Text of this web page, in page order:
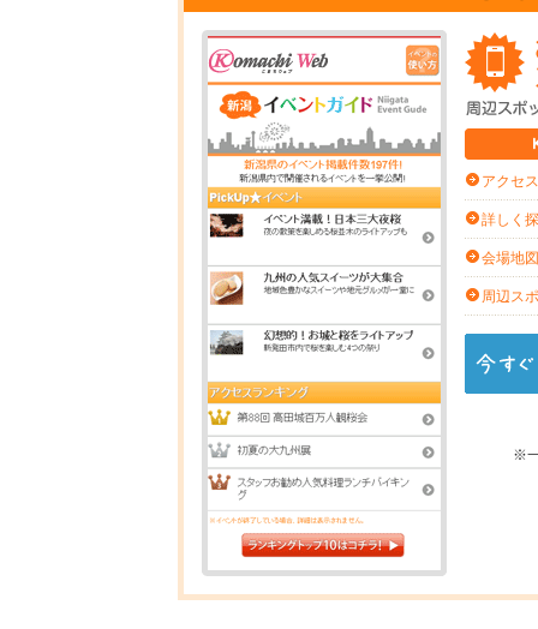
アクセ
詳しく
会場地図
周辺ス
※